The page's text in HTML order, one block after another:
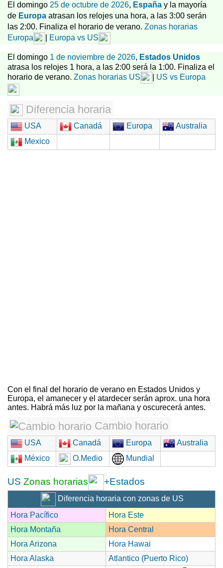
El domingo 25 de octubre de 2026, España y la mayoría
de Europa atrasan los relojes una hora, a las 3:00 serán
las 2:00. Finaliza el horario de verano. Zonas horarias
Europa
Europa vs US
El domingo 1 de noviembre de 2026, Estados Unidos
atrasa los relojes 1 hora, a las 2:00 será la 1:00. Finaliza el
horario de verano. Zonas horarias US US vs Europa
Diferencia horaria
USA Canadá Europa
Australia
Mexico
Con el final del horario de verano en Estados Unidos y
Europa, el amanecer y el atardecer serán aprox. una hora
antes. Habrá más luz por la mañana y oscurecerá antes.
Cambio horario
USA Canadá Europa
Australia
México
O.Medio Mundial
US Zonas horarias +Estados
Diferencia horaria con zonas de US
Hora Pacífico
Hora Este
Hora Montaña
Hora Central
Hora Arizona
Hora Hawai
Hora Alaska
Atlantico (Puerto Rico)